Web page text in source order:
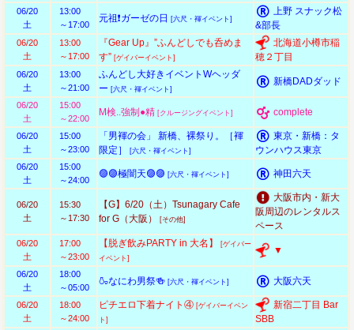
06/20
土
13:00
～17:00
元祖❗ガーゼの日 [六尺・褌イベント]
上野 スナック松
&部長
06/20
土
13:00
～17:00
『Gear Up』”ふんどしでも呑めま
す” [ゲイバーイベント]
北海道小樽市稲
穂２丁目
06/20
土
13:00
～21:00
ふんどし大好きイベントWヘッダ
ー [六尺・褌イベント]
新橋DADダッド
06/20
土
15:00
～22:00
M検..強制●精 [クルージングイベント] complete
06/20
土
15:00
～23:00
「男褌の会」 新橋、裸祭り。［褌
限定］
[六尺・褌イベント]
東京・新橋：タ
ウンハウス東京
06/20
土
15:00
～24:00
🟣🟣極闇天🟣🟣 [六尺・褌イベント] 神田六天
06/20
土
15:30
～17:30
【G】6/20（土）Tsunagary Cafe
for G（大阪）
[その他]
大阪市内・新大
阪周辺のレンタルス
ペース
06/20
土
17:00
～23:00
【脱ぎ飲みPARTY in 大名】
[ゲイバー
イベント]
▼
06/20
土
18:00
～05:00
🍶なにわ男祭🍻 [六尺・褌イベント] 大阪六天
06/20
土
18:00
～24:00
ピチエロ下着ナイト④ [ゲイバーイベン
ト]
新宿二丁目 Bar
SBB